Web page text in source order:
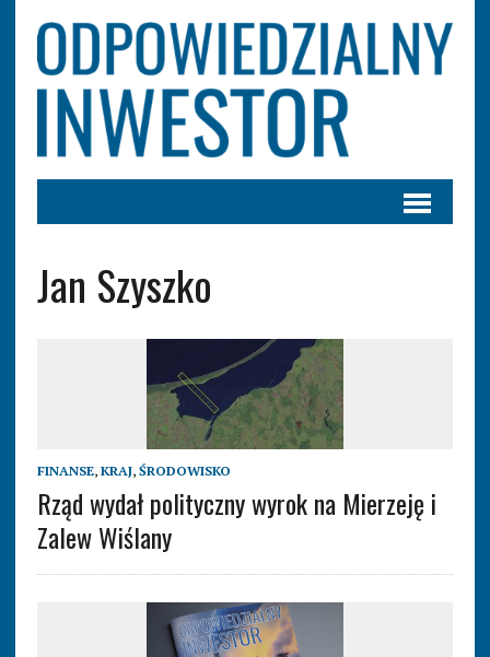
Jan Szyszko
FINANSE, KRAJ, ŚRODOWISKO
Rząd wydał polityczny wyrok na Mierzeję i
Zalew Wiślany